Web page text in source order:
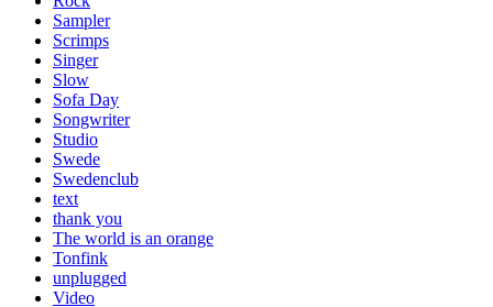
Sampler
Scrimps
Singer
Slow
Sofa Day
Songwriter
Studio
Swede
Swedenclub
text
thank you
The world is an orange
Tonfink
unplugged
Video